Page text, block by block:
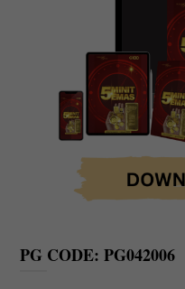
PG CODE: PG042006